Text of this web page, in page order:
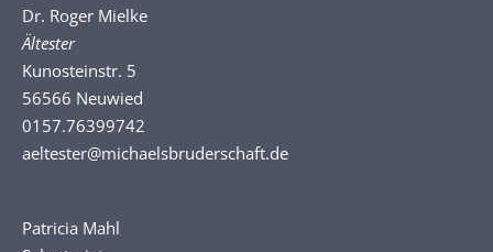
Dr. Roger Mielke
Ältester
Kunosteinstr. 5
56566 Neuwied
0157.76399742
aeltester@michaelsbruderschaft.de
Patricia Mahl